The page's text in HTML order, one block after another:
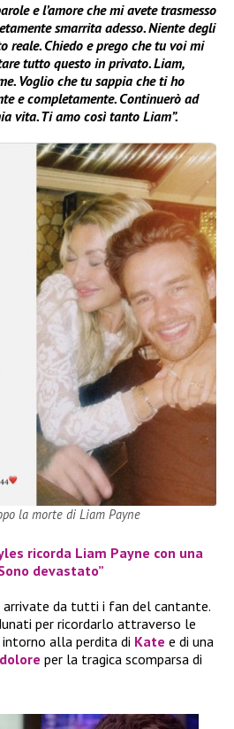
e l’amore che mi avete trasmesso
smarrita adesso. Niente degli
reale. Chiedo e prego che tu voi mi
tutto questo in privato. Liam,
Voglio che tu sappia che ti ho
e completamente. Continuerò ad
vita. Ti amo così tanto Liam”.
la morte di Liam Payne
ricorda Liam Payne con una
devastato”
arrivate da tutti i fan del cantante.
per ricordarlo attraverso le
alla perdita di Kate e di una
per la tragica scomparsa di